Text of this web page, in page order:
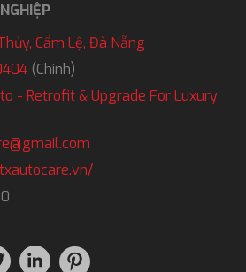
Cẩm Lệ, Đà Nẵng
(Chinh)
- Retrofit & Upgrade For Luxury